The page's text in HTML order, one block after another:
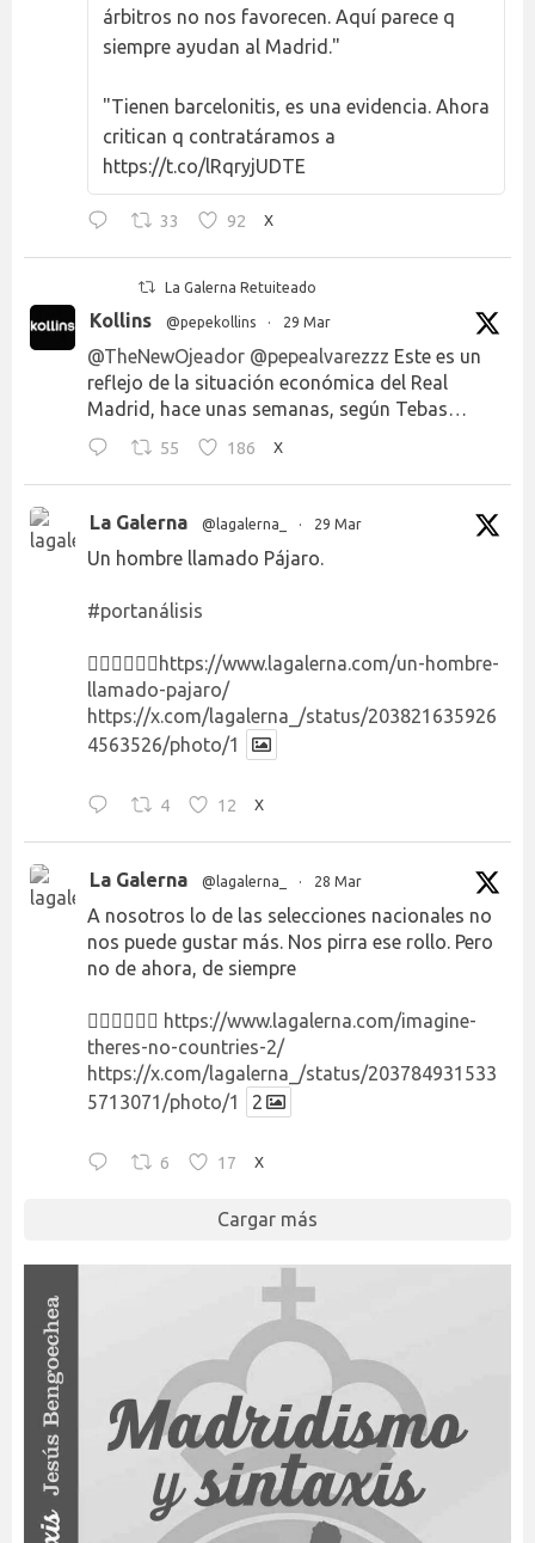
árbitros no nos favorecen. Aquí parece q
siempre ayudan al Madrid."
"Tienen barcelonitis, es una evidencia. Ahora
critican q contratáramos a
https://t.co/lRqryjUDTE
33 92 X
La Galerna Retuiteado
Kollins @pepekollins · 29 Mar
@TheNewOjeador @pepealvarezzz Este es un
reflejo de la situación económica del Real
Madrid, hace unas semanas, según Tebas…
55 186 X
La Galerna @lagalerna_ · 29 Mar
Un hombre llamado Pájaro.
#portanálisis
👉🏻👉🏻👉🏻 https://www.lagalerna.com/un-hombre-
llamado-pajaro/
https://x.com/lagalerna_/status/203821635926
4563526/photo/1
4 12 X
La Galerna @lagalerna_ · 28 Mar
A nosotros lo de las selecciones nacionales no
nos puede gustar más. Nos pirra ese rollo. Pero
no de ahora, de siempre
👉🏻👉🏻👉🏻 https://www.lagalerna.com/imagine-
theres-no-countries-2/
https://x.com/lagalerna_/status/203784931533
5713071/photo/1
2
6 17 X
Cargar más